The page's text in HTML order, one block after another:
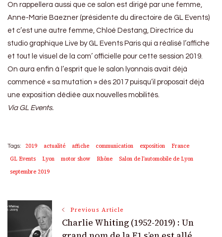
On rappellera aussi que ce salon est dirigé par une femme,
Anne-Marie Baezner (présidente du directoire de GL Events)
et c’est une autre femme, Chloé Destang, Directrice du
studio graphique Live by GL Events Paris qui a réalisé l’affiche
et tout le visuel de la com’ officielle pour cette session 2019.
On aura enfin à l’esprit que le salon lyonnais avait déjà
commencé « sa mutation » dès 2017 puisqu’il proposait déjà
une exposition dédiée aux nouvelles mobilités.
Via GL Events.
Tags: 2019 actualité affiche communication exposition
France
GL Events
Lyon motor show Rhône
Salon de l'automobile de Lyon
septembre 2019
Post
Previous Article
Charlie Whiting (1952-2019) : Un